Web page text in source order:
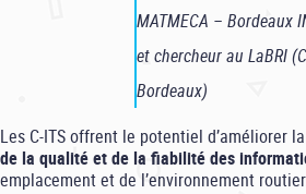
MATMECA – Bordeaux
et chercheur au LaBRI
Bordeaux)
Les C-ITS offrent le potentiel d’améliorer
de la qualité et de la fiabilité des
emplacement et de l’environnement